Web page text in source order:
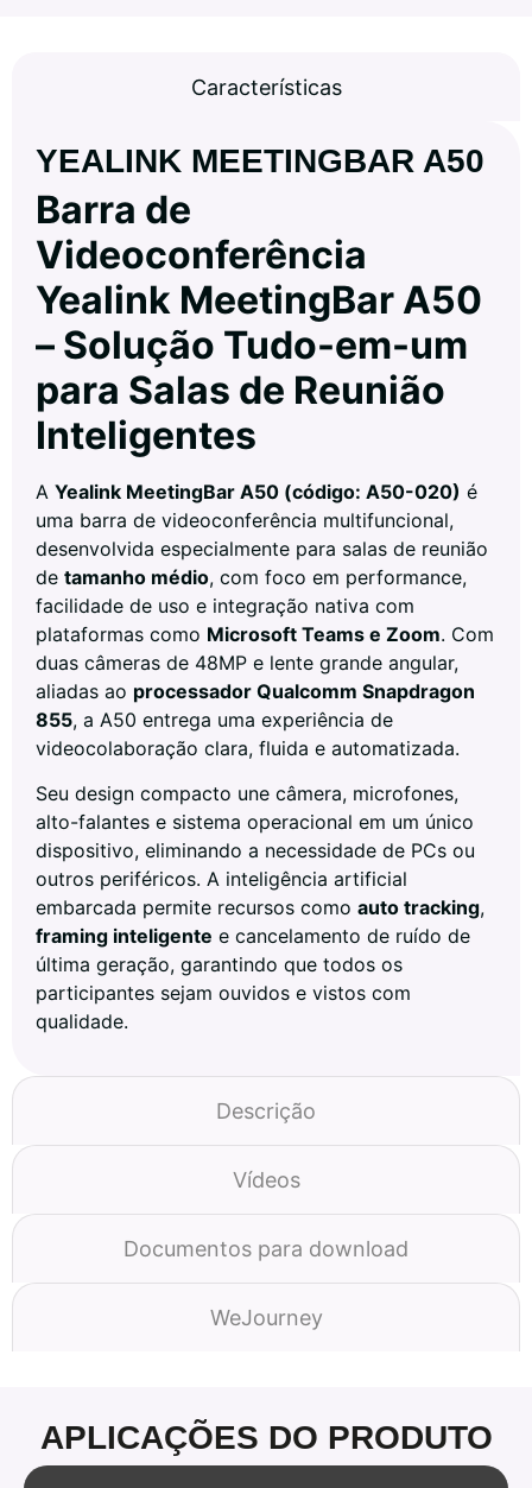
Características
Descrição
Vídeos
Documentos para download
WeJourney
YEALINK MEETINGBAR A50
Barra de
Videoconferência
Yealink MeetingBar A50
– Solução Tudo-em-um
para Salas de Reunião
Inteligentes
A Yealink MeetingBar A50 (código: A50-020) é
uma barra de videoconferência multifuncional,
desenvolvida especialmente para salas de reunião
de tamanho médio, com foco em performance,
facilidade de uso e integração nativa com
plataformas como Microsoft Teams e Zoom. Com
duas câmeras de 48MP e lente grande angular,
aliadas ao processador Qualcomm Snapdragon
855, a A50 entrega uma experiência de
videocolaboração clara, fluida e automatizada.
Seu design compacto une câmera, microfones,
alto-falantes e sistema operacional em um único
dispositivo, eliminando a necessidade de PCs ou
outros periféricos. A inteligência artificial
embarcada permite recursos como auto tracking,
framing inteligente e cancelamento de ruído de
última geração, garantindo que todos os
participantes sejam ouvidos e vistos com
qualidade.
APLICAÇÕES DO PRODUTO